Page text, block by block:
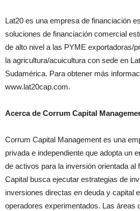
Lat20 es una empresa de financiación
soluciones de financiación comercial
de alto nivel a las PYME exportadoras/
la agricultura/acuicultura con sede en
Sudamérica. Para obtener más
www.lat20cap.com.
Acerca de Corrum Capital
Corrum Capital Management es una
privada e independiente que adopta un
de activos para la inversión orientada al
Capital busca ejecutar estrategias de
inversiones directas en deuda y capital
operadores experimentados. Las áreas